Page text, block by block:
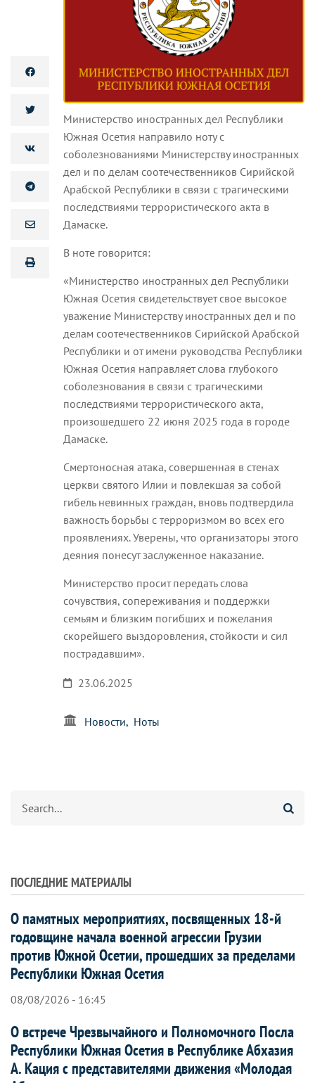
Министерство иностранных дел Республики
Южная Осетия направило ноту с
соболезнованиями Министерству иностранных
дел и по делам соотечественников Сирийской
Арабской Республики в связи с трагическими
последствиями террористического акта в
Дамаске.
В ноте говорится:
«Министерство иностранных дел Республики
Южная Осетия свидетельствует свое высокое
уважение Министерству иностранных дел и по
делам соотечественников Сирийской Арабской
Республики и от имени руководства Республики
Южная Осетия направляет слова глубокого
соболезнования в связи с трагическими
последствиями террористического акта,
произошедшего 22 июня 2025 года в городе
Дамаске.
Смертоносная атака, совершенная в стенах
церкви святого Илии и повлекшая за собой
гибель невинных граждан, вновь подтвердила
важность борьбы с терроризмом во всех его
проявлениях. Уверены, что организаторы этого
деяния понесут заслуженное наказание.
Министерство просит передать слова
сочувствия, сопереживания и поддержки
семьям и близким погибших и пожелания
скорейшего выздоровления, стойкости и сил
пострадавшим».
23.06.2025
Новости Ноты
ПОСЛЕДНИЕ МАТЕРИАЛЫ
О памятных мероприятиях, посвященных 18-й
годовщине начала военной агрессии Грузии
против Южной Осетии, прошедших за пределами
Республики Южная Осетия
08/08/2026 - 16:45
О встрече Чрезвычайного и Полномочного Посла
Республики Южная Осетия в Республике Абхазия
А. Кация с представителями движения «Молодая